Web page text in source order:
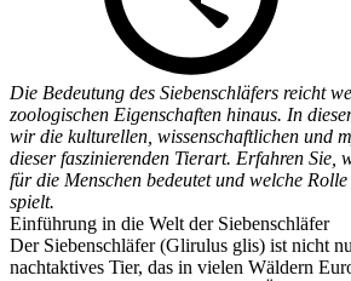
Die Bedeutung des Siebenschläfers reicht
zoologischen Eigenschaften hinaus. In
wir die kulturellen, wissenschaftlichen und
dieser faszinierenden Tierart. Erfahren Sie,
für die Menschen bedeutet und welche
spielt.
Einführung in die Welt der Siebenschläfer
Der Siebenschläfer (Glirulus glis) ist nicht
nachtaktives Tier, das in vielen Wäldern